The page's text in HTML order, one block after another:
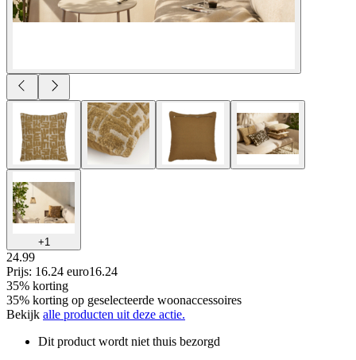
+1
24.99
Prijs: 16.24 euro16.24
35% korting
35% korting op geselecteerde woonaccessoires
Bekijk alle producten uit deze actie.
Dit product wordt niet thuis bezorgd